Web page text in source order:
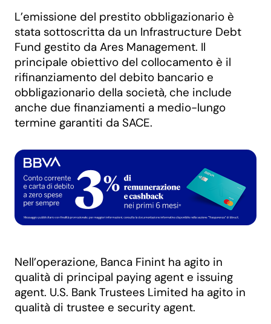
L’emissione del prestito obbligazionario è
stata sottoscritta da un Infrastructure Debt
Fund gestito da Ares Management. Il
principale obiettivo del collocamento è il
rifinanziamento del debito bancario e
obbligazionario della società, che include
anche due finanziamenti a medio-lungo
termine garantiti da SACE.
Nell’operazione, Banca Finint ha agito in
qualità di principal paying agent e issuing
agent. U.S. Bank Trustees Limited ha agito in
qualità di trustee e security agent.